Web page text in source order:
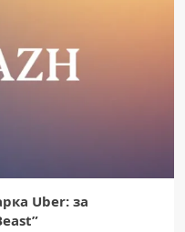
Uber: за